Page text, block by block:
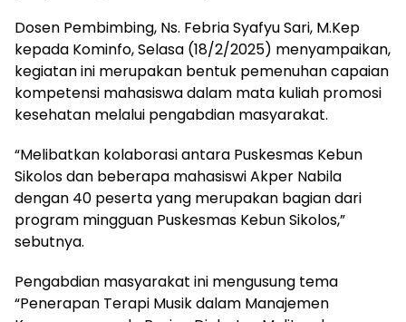
Dosen Pembimbing, Ns. Febria Syafyu Sari, M.Kep
kepada Kominfo, Selasa (18/2/2025) menyampaikan,
kegiatan ini merupakan bentuk pemenuhan capaian
kompetensi mahasiswa dalam mata kuliah promosi
kesehatan melalui pengabdian masyarakat.
“Melibatkan kolaborasi antara Puskesmas Kebun
Sikolos dan beberapa mahasiswi Akper Nabila
dengan 40 peserta yang merupakan bagian dari
program mingguan Puskesmas Kebun Sikolos,”
sebutnya.
Pengabdian masyarakat ini mengusung tema
“Penerapan Terapi Musik dalam Manajemen